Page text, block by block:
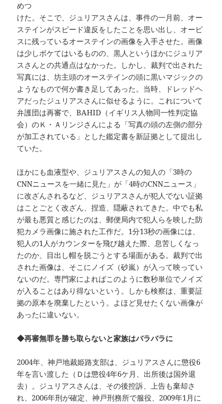
めつ
けた。そこで、ジュリアスさんは、事件の一月前、オー
ステインがスピード違反をしたことを思い出し、オービ
スに残っているオーステインの画像を入手させた。画像
は少しボケてはいるものの、黒人というほかにジュリア
スさんとの共通点はなかった。しかし、裁判で出された
写真には、坊主頭のオーステインの頭に黒いマジックの
ようなもので何か書き足してあった。当時、ドレッドヘ
アだったジュリアスさんに似せるように。これについて
弁護団は再審で、BAHID（イギリス人物同一性判定協
会）のＫ・Ａリンジさんによる「写真の頭の左側の部分
が加工されている」とした鑑定書を新証拠として提出し
ていた。
ほかにも血液型や、ジュリアスさんの知人の「3時の
CNNニュースを一緒に見た」が「4時のCNNニュース」
に改ざんされるなど、ジュリアスさんが犯人でない証拠
はことごとく改ざん、捏造、隠蔽されてきた。中でも私
が最も悪質と感じたのは、郵便局内で犯人らを映した防
犯カメラ画像に施された工作だ。1分13秒の画像には、
犯人の1人がカウンターを飛び越えた際、息苦しくなっ
たのか、目出し帽を脱ごうとする場面がある。裁判で出
された画像は、そこにノイズ（砂嵐）が入って映ってい
ないのだ。専門家によればこのように数秒単位でノイズ
が入ることはあり得ないという。しかも検察は、重要証
拠の原本を廃棄したという。よほど見せたくない画像が
あったに違いない。
◆再審無罪を勝ち取らないと家族はバラバラに
2004年、神戸地裁姫路支部は、ジュリアスさんに懲役6
年を言い渡した（Ｄは懲役4年6ケ月、出所後は国外退
去）。ジュリアスさんは、その後控訴、上告も棄却さ
れ、2006年刑が確定、神戸刑務所で服役、2009年1月に